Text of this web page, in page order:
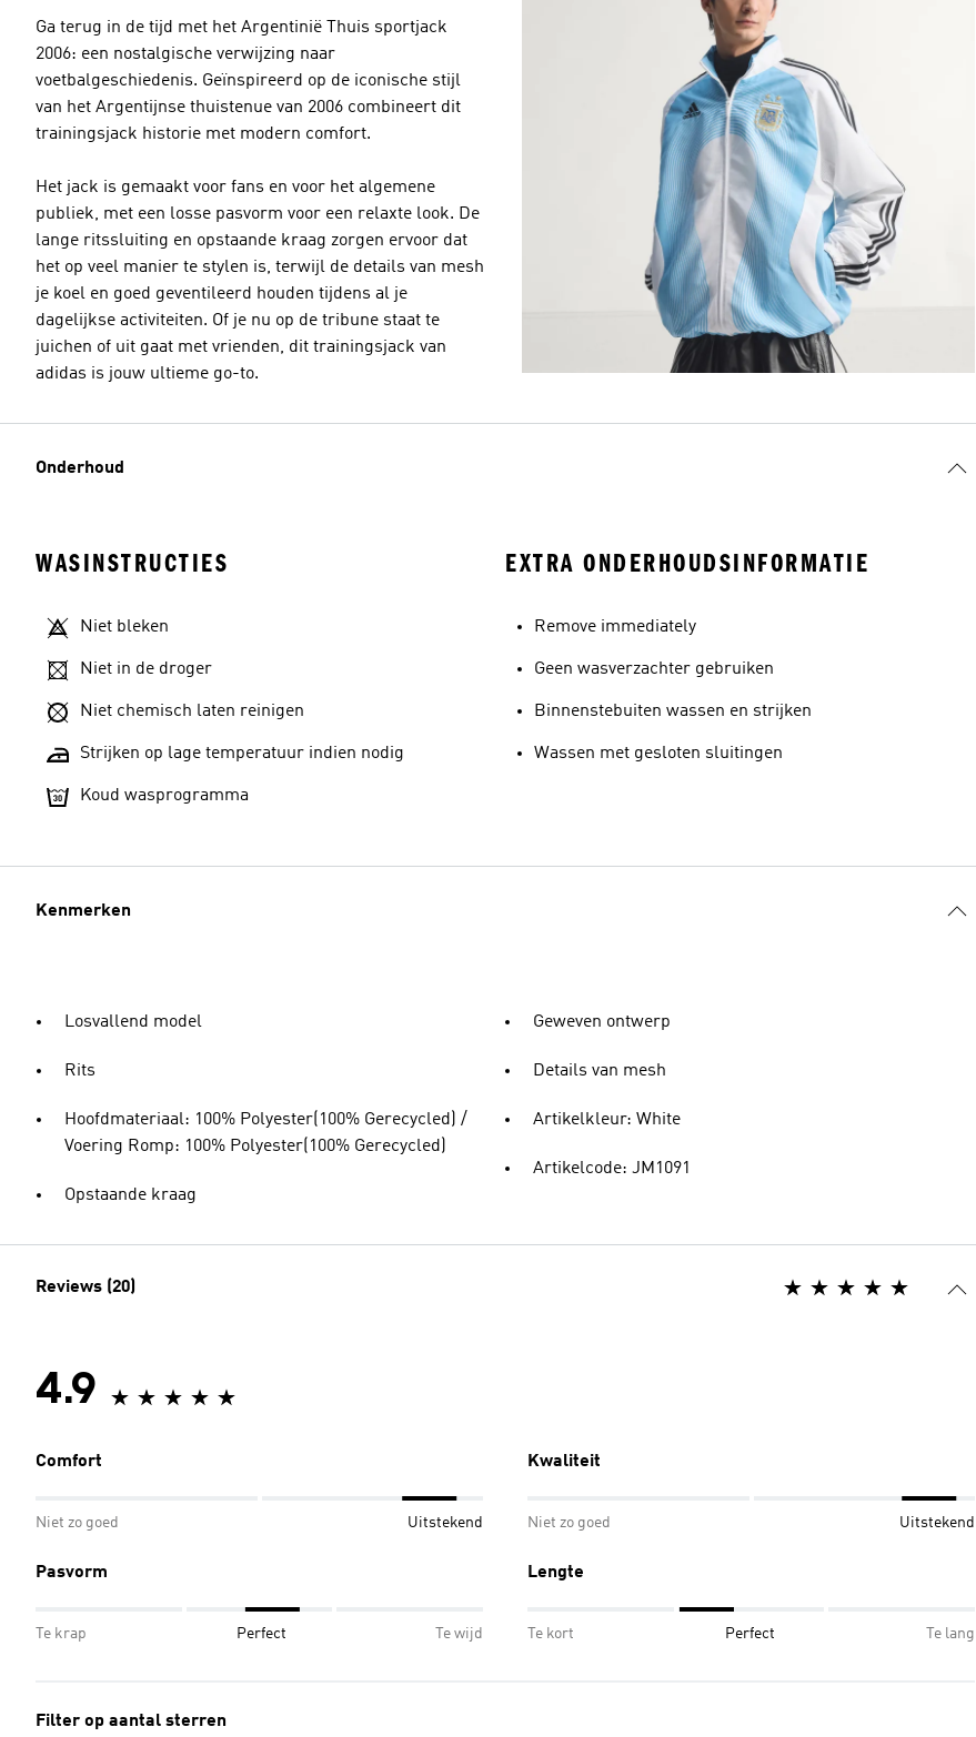
Ga terug in de tijd met het Argentinië Thuis sportjack
2006: een nostalgische verwijzing naar
voetbalgeschiedenis. Geïnspireerd op de iconische stijl
van het Argentijnse thuistenue van 2006 combineert dit
trainingsjack historie met modern comfort.
Het jack is gemaakt voor fans en voor het algemene
publiek, met een losse pasvorm voor een relaxte look. De
lange ritssluiting en opstaande kraag zorgen ervoor dat
het op veel manier te stylen is, terwijl de details van mesh
je koel en goed geventileerd houden tijdens al je
dagelijkse activiteiten. Of je nu op de tribune staat te
juichen of uit gaat met vrienden, dit trainingsjack van
adidas is jouw ultieme go-to.
Onderhoud
WASINSTRUCTIES
Niet bleken
Niet in de droger
Niet chemisch laten reinigen
Strijken op lage temperatuur indien nodig
Koud wasprogramma
EXTRA ONDERHOUDSINFORMATIE
Remove immediately
Geen wasverzachter gebruiken
Binnenstebuiten wassen en strijken
Wassen met gesloten sluitingen
Kenmerken
Losvallend model
Rits
Hoofdmateriaal: 100% Polyester(100% Gerecycled) /
Voering Romp: 100% Polyester(100% Gerecycled)
Opstaande kraag
Geweven ontwerp
Details van mesh
Artikelkleur: White
Artikelcode: JM1091
Reviews (20)
4.9
Comfort
Niet zo goed Uitstekend
Kwaliteit
Niet zo goed Uitstekend
Pasvorm
Te krap Perfect Te wijd
Lengte
Te kort Perfect Te lang
Filter op aantal sterren